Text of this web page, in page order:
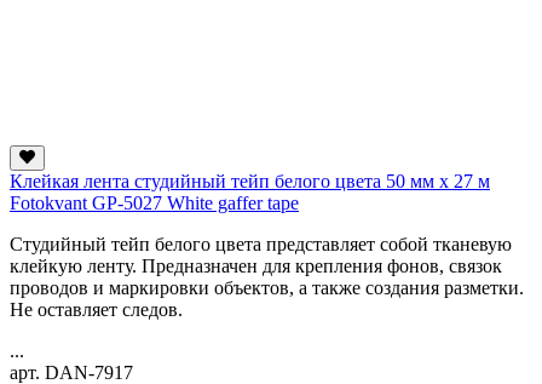
Клейкая лента студийный тейп белого цвета 50 мм х 27 м
Fotokvant GP-5027 White gaffer tape
Студийный тейп белого цвета представляет собой тканевую
клейкую ленту. Предназначен для крепления фонов, связок
проводов и маркировки объектов, а также создания разметки.
Не оставляет следов.
...
арт. DAN-7917